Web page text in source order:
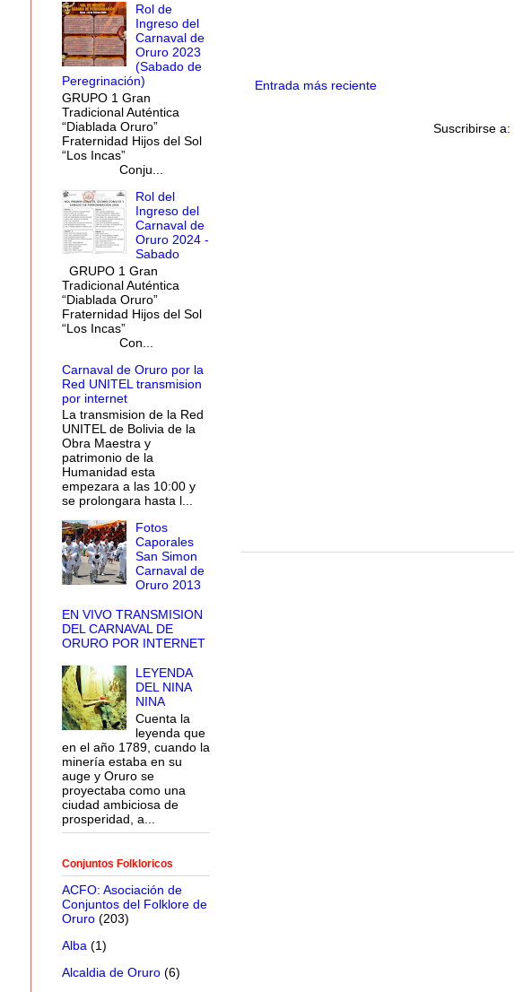
Entrada más reciente
Suscribirse a:
Rol de
Ingreso del
Carnaval de
Oruro 2023
(Sabado de
Peregrinación)
GRUPO 1 Gran
Tradicional Auténtica
“Diablada Oruro”
Fraternidad Hijos del Sol
“Los Incas”
Conju...
Rol del
Ingreso del
Carnaval de
Oruro 2024 -
Sabado
GRUPO 1 Gran
Tradicional Auténtica
“Diablada Oruro”
Fraternidad Hijos del Sol
“Los Incas”
Con...
Carnaval de Oruro por la
Red UNITEL transmision
por internet
La transmision de la Red
UNITEL de Bolivia de la
Obra Maestra y
patrimonio de la
Humanidad esta
empezara a las 10:00 y
se prolongara hasta l...
Fotos
Caporales
San Simon
Carnaval de
Oruro 2013
EN VIVO TRANSMISION
DEL CARNAVAL DE
ORURO POR INTERNET
LEYENDA
DEL NINA
NINA
Cuenta la
leyenda que
en el año 1789, cuando la
minería estaba en su
auge y Oruro se
proyectaba como una
ciudad ambiciosa de
prosperidad, a...
Conjuntos Folkloricos
ACFO: Asociación de
Conjuntos del Folklore de
Oruro (203)
Alba (1)
Alcaldia de Oruro (6)